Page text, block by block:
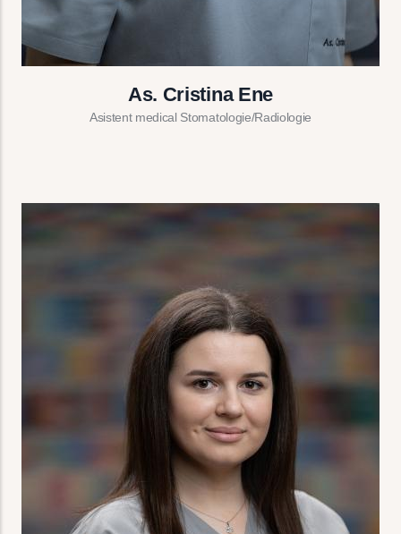
As. Cristina Ene
Asistent medical Stomatologie/Radiologie